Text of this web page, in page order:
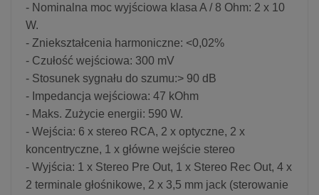
- Nominalna moc wyjściowa klasa A / 8 Ohm: 2 x 10
W.
- Zniekształcenia harmoniczne: <0,02%
- Czułość wejściowa: 300 mV
- Stosunek sygnału do szumu:> 90 dB
- Impedancja wejściowa: 47 kOhm
- Maks. Zużycie energii: 590 W.
- Wejścia: 6 x stereo RCA, 2 x optyczne, 2 x
koncentryczne, 1 x główne wejście stereo
- Wyjścia: 1 x Stereo Pre Out, 1 x Stereo Rec Out, 4 x
2 terminale głośnikowe, 2 x 3,5 mm jack (sterowanie